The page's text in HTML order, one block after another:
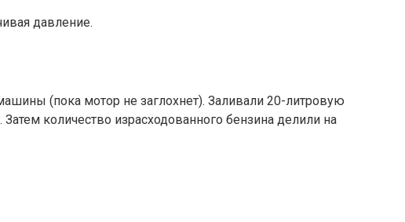
давление.
(пока мотор не заглохнет). Заливали 20-литровую
количество израсходованного бензина делили на